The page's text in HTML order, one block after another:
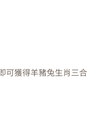
可獲得羊豬兔生肖三合